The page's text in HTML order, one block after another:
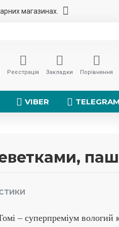
магазинах.
Реєстрація Закладки Порівняння
VIBER TELEGRAM
– суперпреміум вологий